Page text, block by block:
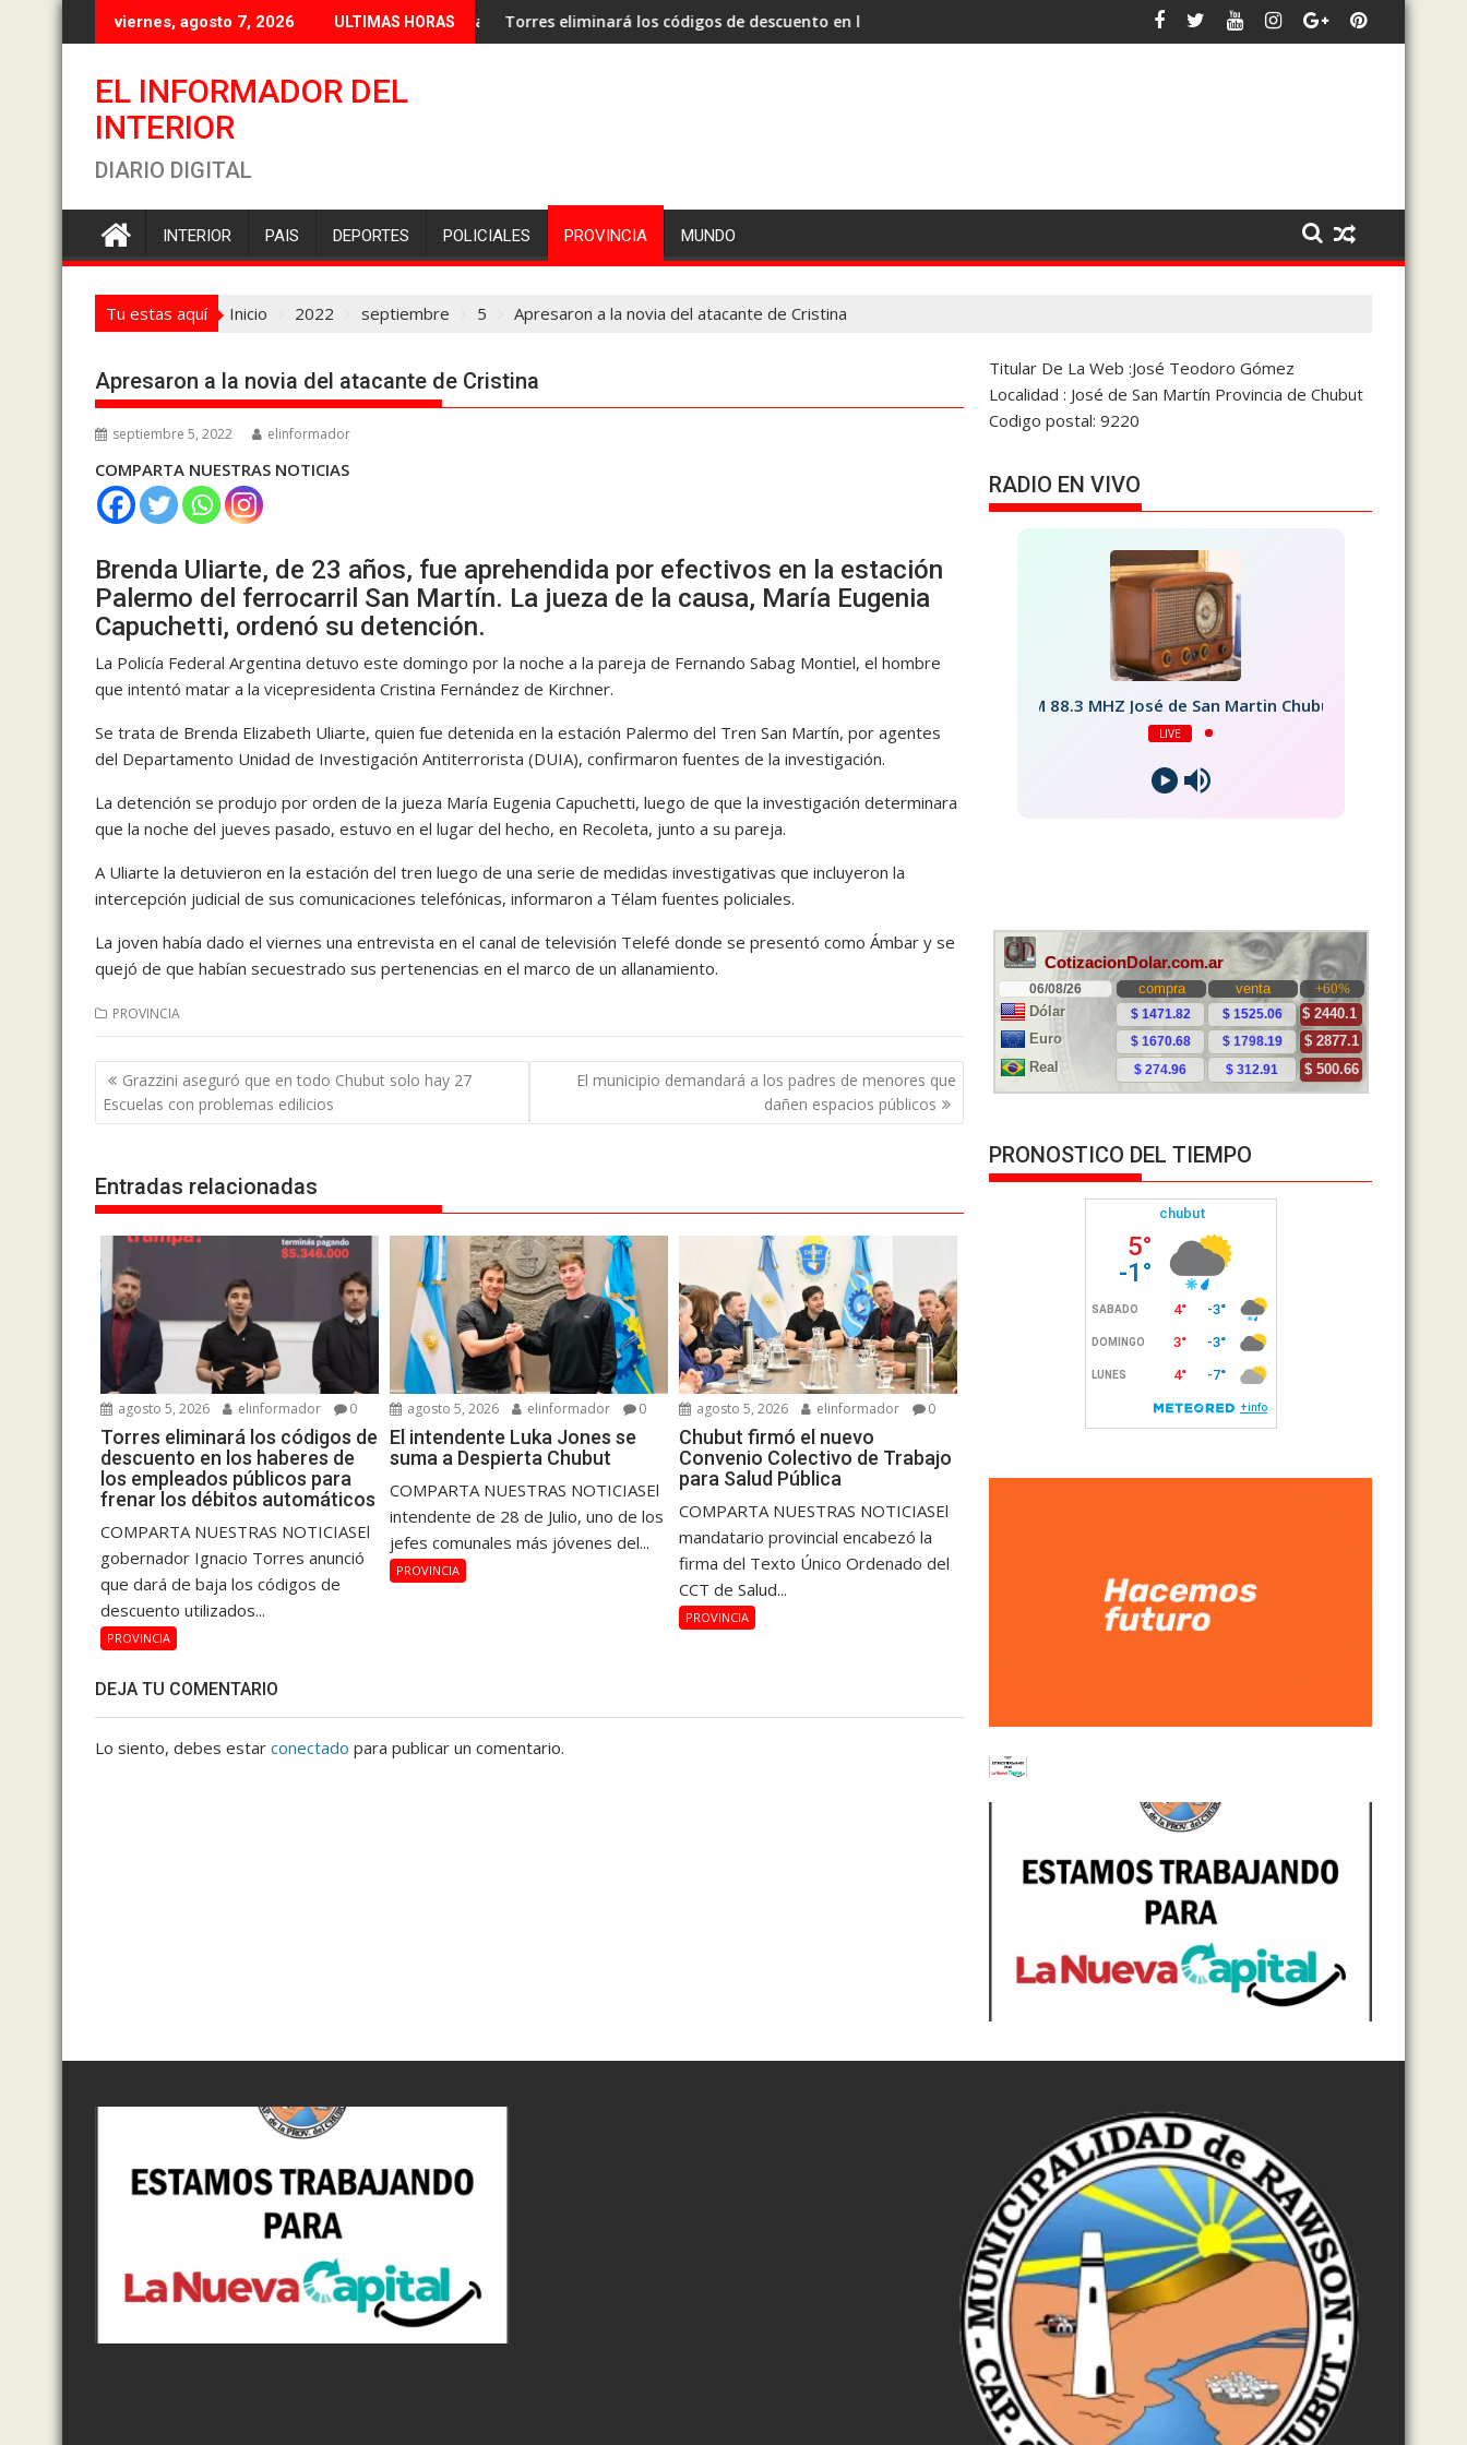
al
viernes, agosto 7, 2026 ULTIMAS HORASTorres eliminará los códigos de descuento en los haberes de los empleados públicos para frenar los débitos automáticos
El papa León XIV visitará la Argentina en noviembre El intendente Luka Jones se
EL INFORMADOR DEL
INTERIOR
DIARIO DIGITAL
INTERIOR PAIS DEPORTES POLICIALES PROVINCIA MUNDO
Tu estas aquí Inicio 2022 septiembre 5 Apresaron a la novia del atacante de Cristina
Apresaron a la novia del atacante de Cristina
septiembre 5, 2022 elinformador
COMPARTA NUESTRAS NOTICIAS
Brenda Uliarte, de 23 años, fue aprehendida por efectivos en la estación
Palermo del ferrocarril San Martín. La jueza de la causa, María Eugenia
Capuchetti, ordenó su detención.
La Policía Federal Argentina detuvo este domingo por la noche a la pareja de Fernando Sabag Montiel, el hombre
que intentó matar a la vicepresidenta Cristina Fernández de Kirchner.
Se trata de Brenda Elizabeth Uliarte, quien fue detenida en la estación Palermo del Tren San Martín, por agentes
del Departamento Unidad de Investigación Antiterrorista (DUIA), confirmaron fuentes de la investigación.
La detención se produjo por orden de la jueza María Eugenia Capuchetti, luego de que la investigación determinara
que la noche del jueves pasado, estuvo en el lugar del hecho, en Recoleta, junto a su pareja.
A Uliarte la detuvieron en la estación del tren luego de una serie de medidas investigativas que incluyeron la
intercepción judicial de sus comunicaciones telefónicas, informaron a Télam fuentes policiales.
La joven había dado el viernes una entrevista en el canal de televisión Telefé donde se presentó como Ámbar y se
quejó de que habían secuestrado sus pertenencias en el marco de un allanamiento.
PROVINCIA
Navegación
de
entradas
Grazzini aseguró que en todo Chubut solo hay 27
Escuelas con problemas edilicios
El municipio demandará a los padres de menores que
dañen espacios públicos
Entradas relacionadas
agosto 5, 2026 elinformador 0
Torres eliminará los códigos de
descuento en los haberes de
los empleados públicos para
frenar los débitos automáticos
COMPARTA NUESTRAS NOTICIASEl
gobernador Ignacio Torres anunció
que dará de baja los códigos de
descuento utilizados...
PROVINCIA
agosto 5, 2026 elinformador 0
El intendente Luka Jones se
suma a Despierta Chubut
COMPARTA NUESTRAS NOTICIASEl
intendente de 28 de Julio, uno de los
jefes comunales más jóvenes del...
PROVINCIA
agosto 5, 2026 elinformador 0
Chubut firmó el nuevo
Convenio Colectivo de Trabajo
para Salud Pública
COMPARTA NUESTRAS NOTICIASEl
mandatario provincial encabezó la
firma del Texto Único Ordenado del
CCT de Salud...
PROVINCIA
DEJA TU COMENTARIO
Lo siento, debes estar conectado para publicar un comentario.
Titular De La Web :José Teodoro Gómez
Localidad : José de San Martín Provincia de Chubut
Codigo postal: 9220
RADIO EN VIVO
FM 88.3 MHZ José de San Martin Chubut
LIVE
PRONOSTICO DEL TIEMPO